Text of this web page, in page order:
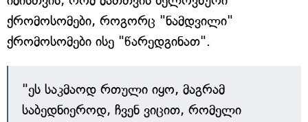
ქრომოსომები, როგორც "ნამდვილი"
ქრომოსომები ისე "წარედგინათ".
"ეს საკმაოდ რთული იყო, მაგრამ
საბედნიეროდ, ჩვენ ვიცით, რომელი